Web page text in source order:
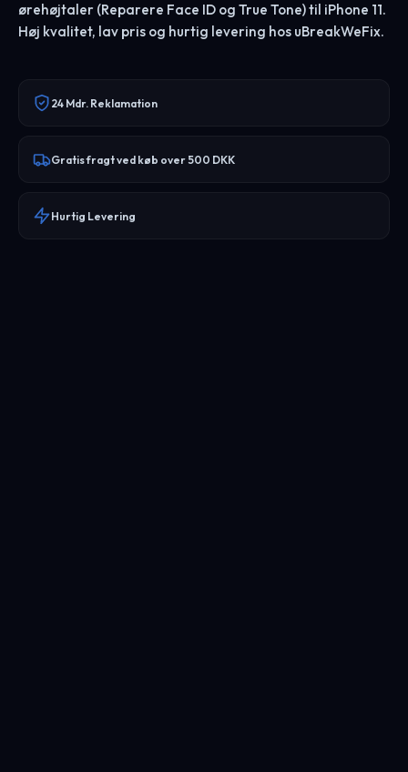
ørehøjtaler (Reparere Face ID og True Tone) til iPhone 11.
Høj kvalitet, lav pris og hurtig levering hos uBreakWeFix.
24 Mdr. Reklamation
Gratis fragt ved køb over 500 DKK
Hurtig Levering